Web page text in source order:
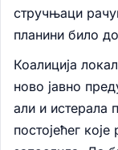
стручњаци
планини било
Коалиција
ново јавно
али и истерала
постојећег